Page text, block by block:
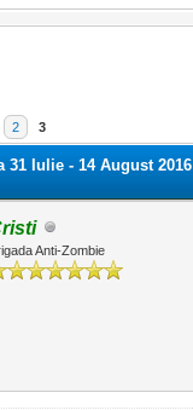
2 3
31 Iulie - 14 August 2016
Anti-Zombie